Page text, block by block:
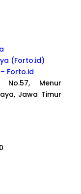
(Forto.id)
Forto.id
Menur
Jawa Timur